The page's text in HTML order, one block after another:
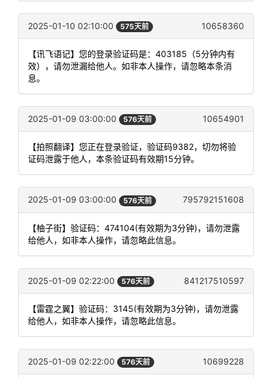
2025-01-10 02:10:00 575天前 10658360
【讯飞语记】您的登录验证码是：403185（5分钟内有
效），请勿泄漏给他人。如非本人操作，请忽略本条消
息。
2025-01-09 03:00:00 576天前 10654901
【拍照翻译】您正在登录验证，验证码9382，切勿将验
证码泄露于他人，本条验证码有效期15分钟。
2025-01-09 03:00:00 576天前 795792151608
【柚子街】验证码：474104(有效期为3分钟)，请勿泄露
给他人，如非本人操作，请忽略此信息。
2025-01-09 02:22:00 576天前 841217510597
【雷霆之翼】验证码：3145(有效期为3分钟)，请勿泄露
给他人，如非本人操作，请忽略此信息。
2025-01-09 02:22:00 576天前 10699228